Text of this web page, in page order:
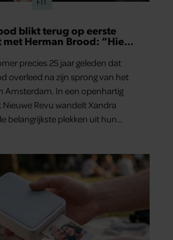
blikt terug op eerste
met Herman Brood: “Hier
precies 25 jaar geleden dat
overleed na zijn sprong van het
Amsterdam. In een openhartig
Revu wandelt Xandra
belangrijkste plekken uit hun
op. Daar begon hun leven
dochter Lola geboren.